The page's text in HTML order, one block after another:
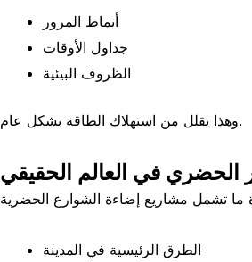
أنماط المرور
جداول الأوقات
الظروف البيئية
وهذا يقلل من استهلاك الطاقة بشكل عام.
الحضري في العالم الحقيقي
الطرق الرئيسية في المدينة